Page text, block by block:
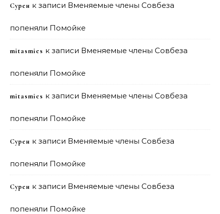
Сурен к записи Вменяемые члены Совбеза
попеняли Помойке
mitasmies к записи Вменяемые члены Совбеза
попеняли Помойке
mitasmies к записи Вменяемые члены Совбеза
попеняли Помойке
Сурен к записи Вменяемые члены Совбеза
попеняли Помойке
Сурен к записи Вменяемые члены Совбеза
попеняли Помойке